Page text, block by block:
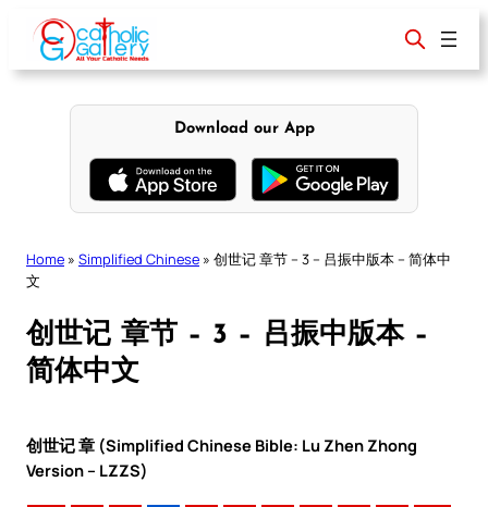
content
Download our App
Home » Simplified Chinese » 创世记 章节 – 3 – 吕振中版本 – 简体中
文
创世记 章节 – 3 – 吕振中版本 –
简体中文
创世记 章 (Simplified Chinese Bible: Lu Zhen Zhong
Version – LZZS)